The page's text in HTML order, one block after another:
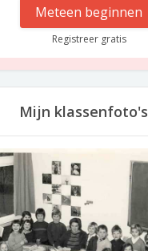
Meteen beginnen
Registreer gratis
Mijn klassenfoto's